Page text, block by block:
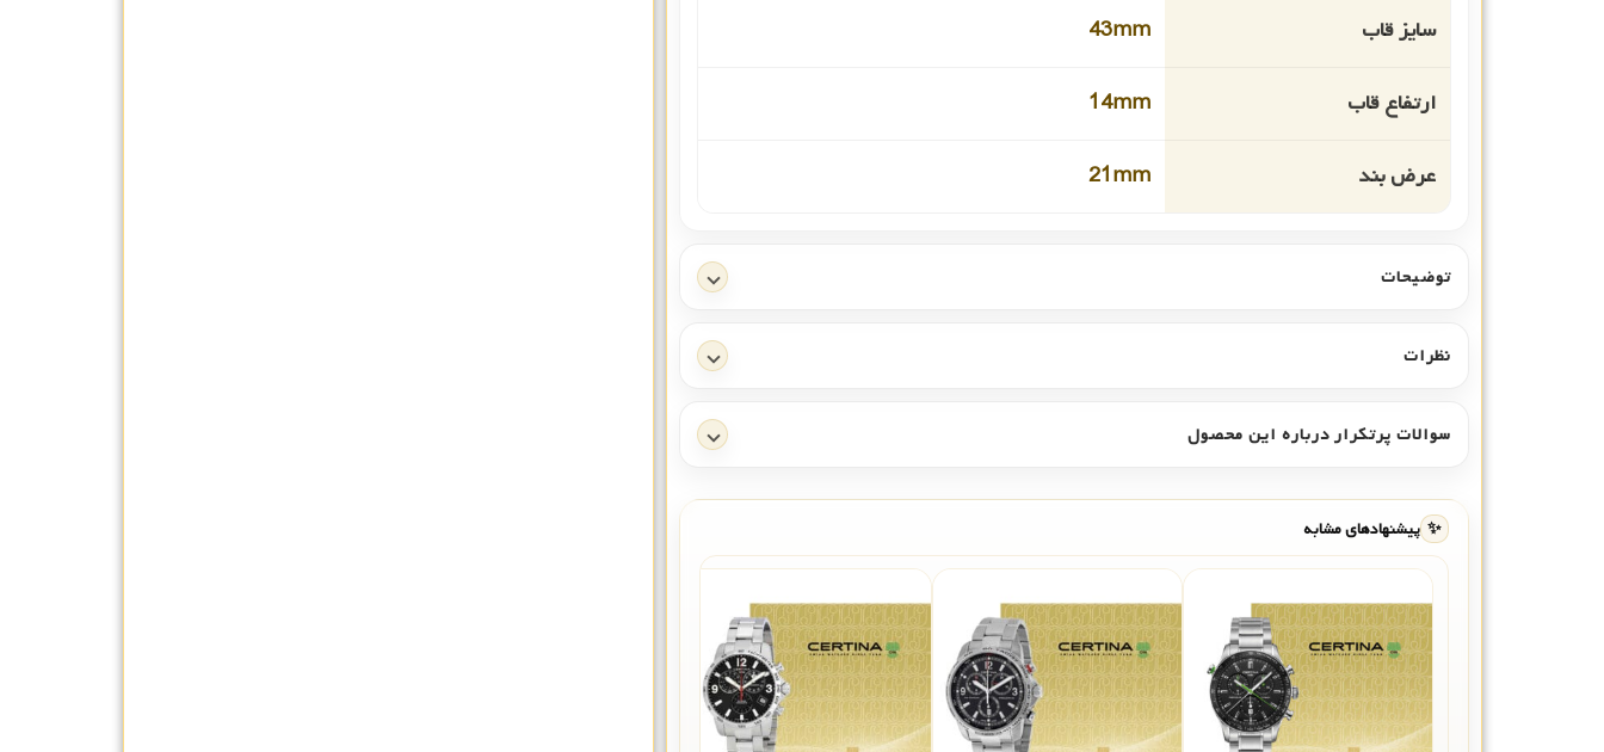
سایز قاب 43mm
ارتفاع قاب 14mm
عرض بند 21mm
توضیحات
نظرات
سوالات پرتکرار درباره این محصول
✨ پیشنهادهای مشابه